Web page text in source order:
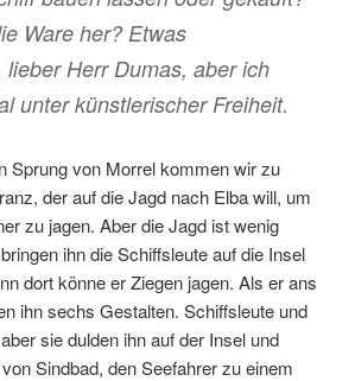
Ware her? Etwas
Herr Dumas, aber ich
unter künstlerischer Freiheit.
Sprung von Morrel kommen wir zu
der auf die Jagd nach Elba will, um
zu jagen. Aber die Jagd ist wenig
ihn die Schiffsleute auf die Insel
dort könne er Ziegen jagen. Als er ans
ihn sechs Gestalten. Schiffsleute und
sie dulden ihn auf der Insel und
Sindbad, den Seefahrer zu einem